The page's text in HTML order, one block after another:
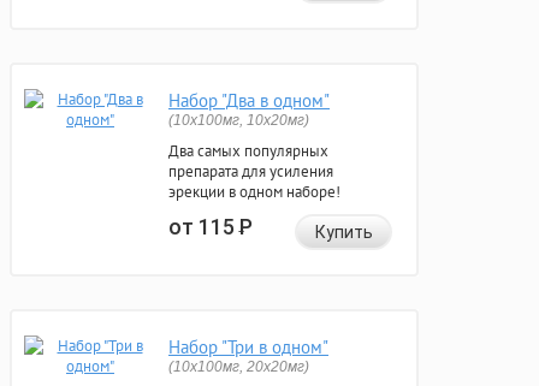
Набор "Два в одном"
(10x100мг, 10x20мг)
Два самых популярных
препарата для усиления
эрекции в одном наборе!
от 115Р Купить
Набор "Три в одном"
(10x100мг, 20x20мг)